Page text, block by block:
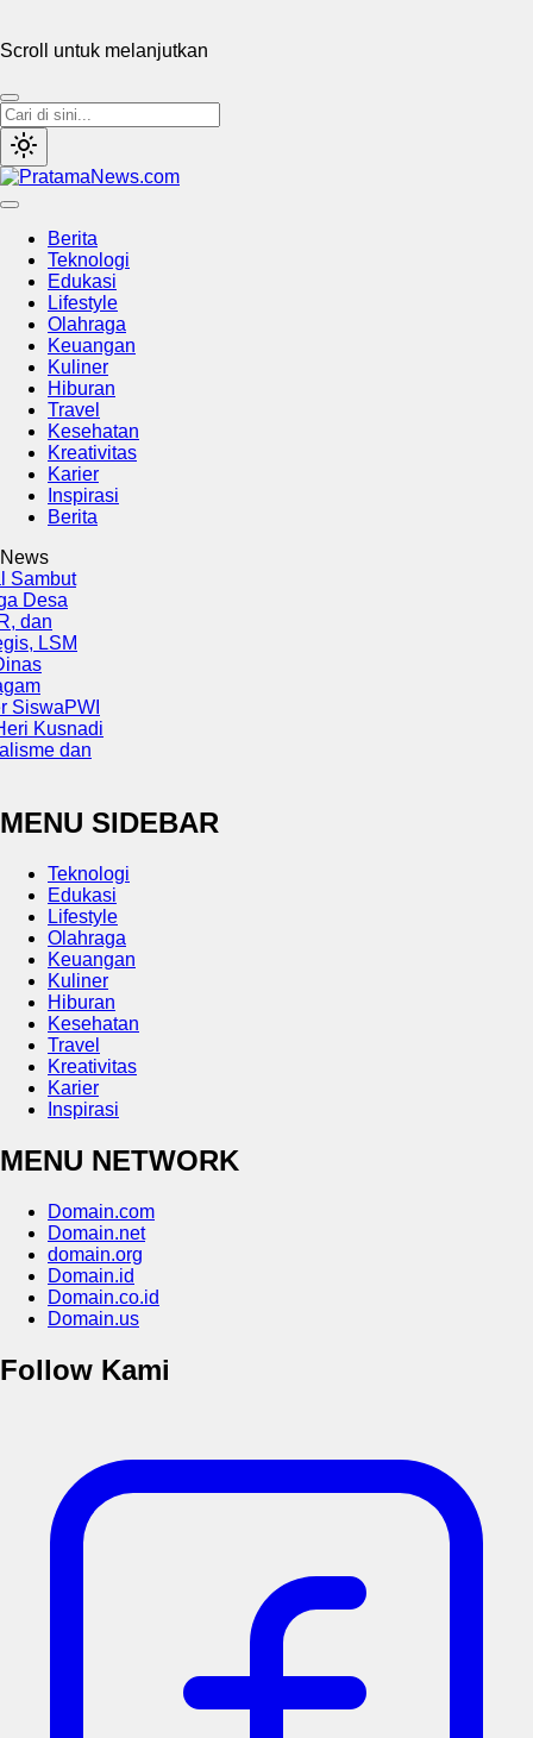
Scroll untuk melanjutkan
Berita
Teknologi
Edukasi
Lifestyle
Olahraga
Keuangan
Kuliner
Hiburan
Travel
Kesehatan
Kreativitas
Karier
Inspirasi
Berita
News
PWI
dan
MENU SIDEBAR
Teknologi
Edukasi
Lifestyle
Olahraga
Keuangan
Kuliner
Hiburan
Kesehatan
Travel
Kreativitas
Karier
Inspirasi
MENU NETWORK
Domain.com
Domain.net
domain.org
Domain.id
Domain.co.id
Domain.us
Follow Kami